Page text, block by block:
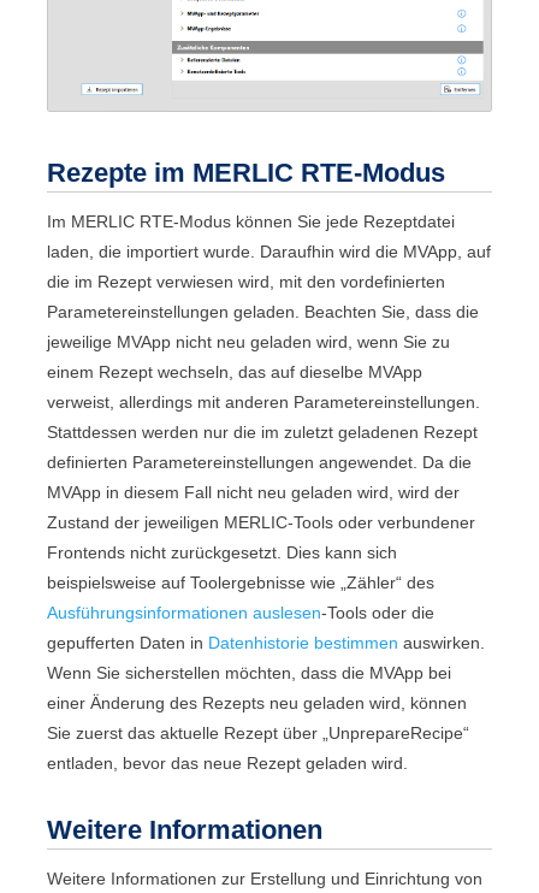
Rezepte im MERLIC RTE-Modus
Im MERLIC RTE-Modus können Sie jede Rezeptdatei
laden, die importiert wurde. Daraufhin wird die MVApp, auf
die im Rezept verwiesen wird, mit den vordefinierten
Parametereinstellungen geladen. Beachten Sie, dass die
jeweilige MVApp nicht neu geladen wird, wenn Sie zu
einem Rezept wechseln, das auf dieselbe MVApp
verweist, allerdings mit anderen Parametereinstellungen.
Stattdessen werden nur die im zuletzt geladenen Rezept
definierten Parametereinstellungen angewendet. Da die
MVApp in diesem Fall nicht neu geladen wird, wird der
Zustand der jeweiligen MERLIC-Tools oder verbundener
Frontends nicht zurückgesetzt. Dies kann sich
beispielsweise auf Toolergebnisse wie „Zähler“ des
Ausführungsinformationen auslesen-Tools oder die
gepufferten Daten in Datenhistorie bestimmen auswirken.
Wenn Sie sicherstellen möchten, dass die MVApp bei
einer Änderung des Rezepts neu geladen wird, können
Sie zuerst das aktuelle Rezept über „UnprepareRecipe“
entladen, bevor das neue Rezept geladen wird.
Weitere Informationen
Weitere Informationen zur Erstellung und Einrichtung von